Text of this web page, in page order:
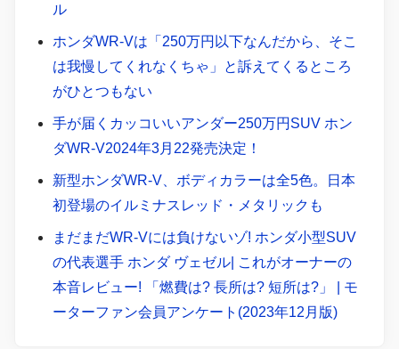
ル
ホンダWR-Vは「250万円以下なんだから、そこ
は我慢してくれなくちゃ」と訴えてくるところ
がひとつもない
手が届くカッコいいアンダー250万円SUV ホン
ダWR-V2024年3月22発売決定！
新型ホンダWR-V、ボディカラーは全5色。日本
初登場のイルミナスレッド・メタリックも
まだまだWR-Vには負けないゾ! ホンダ小型SUV
の代表選手 ホンダ ヴェゼル| これがオーナーの
本音レビュー! 「燃費は? 長所は? 短所は?」 | モ
ーターファン会員アンケート(2023年12月版)